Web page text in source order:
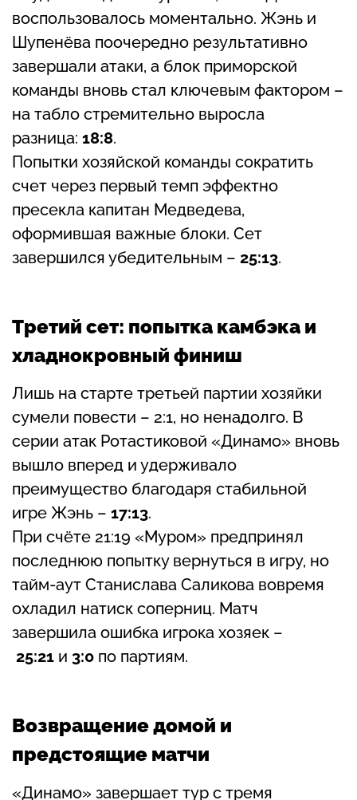
воспользовалось моментально. Жэнь и
Шупенёва поочередно результативно
завершали атаки, а блок приморской
команды вновь стал ключевым фактором –
на табло стремительно выросла
разница: 18:8.
Попытки хозяйской команды сократить
счет через первый темп эффектно
пресекла капитан Медведева,
оформившая важные блоки. Сет
завершился убедительным – 25:13.
Третий сет: попытка камбэка и
хладнокровный финиш
Лишь на старте третьей партии хозяйки
сумели повести – 2:1, но ненадолго. В
серии атак Ротастиковой «Динамо» вновь
вышло вперед и удерживало
преимущество благодаря стабильной
игре Жэнь – 17:13.
При счёте 21:19 «Муром» предпринял
последнюю попытку вернуться в игру, но
тайм-аут Станислава Саликова вовремя
охладил натиск соперниц. Матч
завершила ошибка игрока хозяек –
25:21 и 3:0 по партиям.
Возвращение домой и
предстоящие матчи
«Динамо» завершает тур с тремя